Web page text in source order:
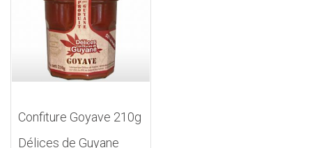
Confiture Goyave 210g
Délices de Guyane